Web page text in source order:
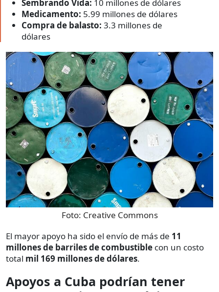
Sembrando Vida: 10 millones de dólares
Medicamento: 5.99 millones de dólares
Compra de balasto: 3.3 millones de
dólares
Foto: Creative Commons
El mayor apoyo ha sido el envío de más de 11
millones de barriles de combustible con un costo
total mil 169 millones de dólares.
Apoyos a Cuba podrían tener